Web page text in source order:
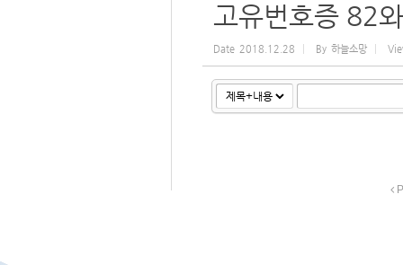
고유번호증 82
Date 2018.12.28 By 하늘소망